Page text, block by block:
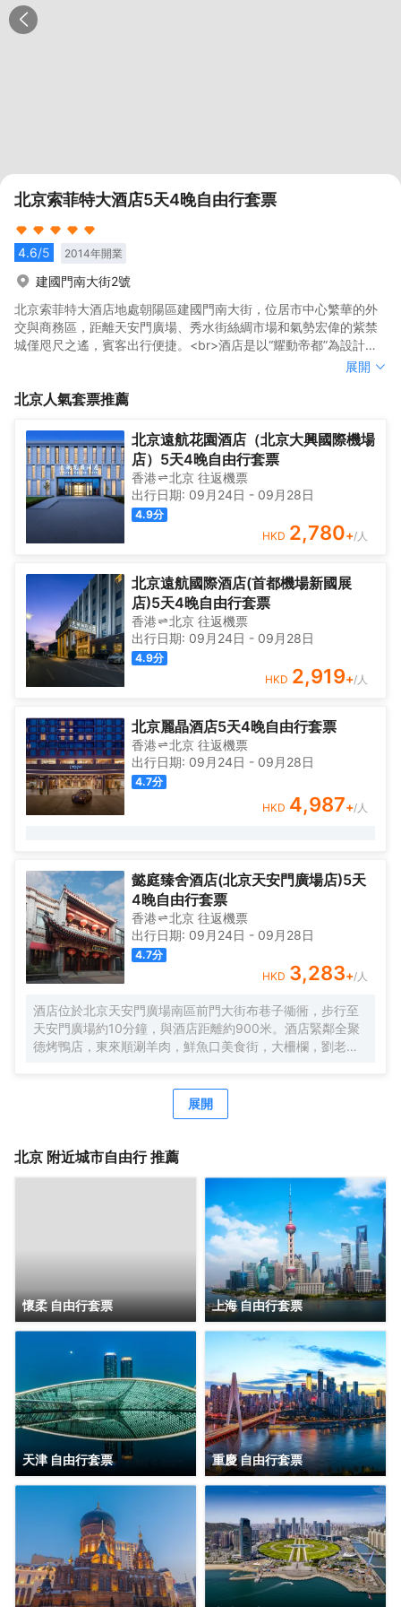
北京索菲特大酒店5天4晚自由行套票
4.6/5 2014年開業
建國門南大街2號
北京索菲特大酒店地處朝陽區建國門南大街，位居市中心繁華的外
交與商務區，距離天安門廣場、秀水街絲綢市場和氣勢宏偉的紫禁
城僅咫尺之遙，賓客出行便捷。<br>酒店是以“耀動帝都”為設計主
題的地標性建築，靈感來自於“天圓地方”這一古老的東方哲學，打造
尊榮；擁有多款時尚優雅、空間佈局合理的客房，擁有可調節房間
視、JBL家庭影院藍牙音響等先進設施，打造品質生活空間。<br>
酒店附設酒吧、餐廳，提供美妙娛樂及餐飲體驗；索菲特水療中心
及健身房助賓客重煥活力，還有1500平米設計獨特、設備先進的會
議宴會空間，使賓客縱享奢華、美好的愜意時光。
北京索菲特大酒店地處朝陽區建國門南大街，位居市中心繁華的外
城僅咫尺之遙，賓客出行便捷。<br>酒店是以“耀動帝都”為設計主
令人驚歎的天際線美景。酒店整體裝飾華美典雅，一步一景，彰顯
尊榮；擁有多款時尚優雅、空間佈局合理的客房，擁有可調節房間
色彩及氣氛的數碼遙控，盡顯摩登型格；房內配以48寸LED高清電
視、JBL家庭影院藍牙音響等先進設施，打造品質生活空間。<br>
酒店附設酒吧、餐廳，提供美妙娛樂及餐飲體驗；索菲特水療中心
及健身房助賓客重煥活力，還有1500平米設計獨特、設備先進的會
議宴會空間，使賓客縱享奢華、美好的愜意時光。
展開
北京人氣套票推薦
北京遠航花園酒店（北京大興國際機場
店）5天4晚自由行套票
香港 北京 往返機票
出行日期: 09月24日 - 09月28日
4.9分
HKD 2,780+/人
北京遠航國際酒店(首都機場新國展
店)5天4晚自由行套票
香港 北京 往返機票
出行日期: 09月24日 - 09月28日
4.9分
HKD 2,919+/人
北京麗晶酒店5天4晚自由行套票
香港 北京 往返機票
出行日期: 09月24日 - 09月28日
4.7分
HKD 4,987+/人
懿庭臻舍酒店(北京天安門廣場店)5天
4晚自由行套票
香港 北京 往返機票
出行日期: 09月24日 - 09月28日
4.7分
HKD 3,283+/人
酒店位於北京天安門廣場南區前門大街布巷子衚衕，步行至
天安門廣場約10分鐘，與酒店距離約900米。酒店緊鄰全聚
德烤鴨店，東來順涮羊肉，鮮魚口美食街，大柵欄，劉老根
族的體驗享受。酒店設計為復古理念，傳統文化的氣息使得
老北京的特色渲染不已。讓您完全親身體驗。酒店專屬房間
店共百餘間房，酒店的優勢房間都很寬大，舒適的床為您卸
保您和您的伴侶在房間可以舒適的度過愜意的每一夜。酒店
宗旨是服務永遠微笑，隨時隨地為您排憂解難，配備了可口
的傳統的餐飲，旅遊部，供您選擇北京及周邊的旅行天堂。
酒店內服務有機場接送，外賓翻譯，北京旅遊報名。酒店全
體員工在北京集體恭候您的光臨，將讓您感受什麼叫回家的
展開
北京 附近城市自由行 推薦
懷柔 自由行套票 上海 自由行套票
天津 自由行套票 重慶 自由行套票